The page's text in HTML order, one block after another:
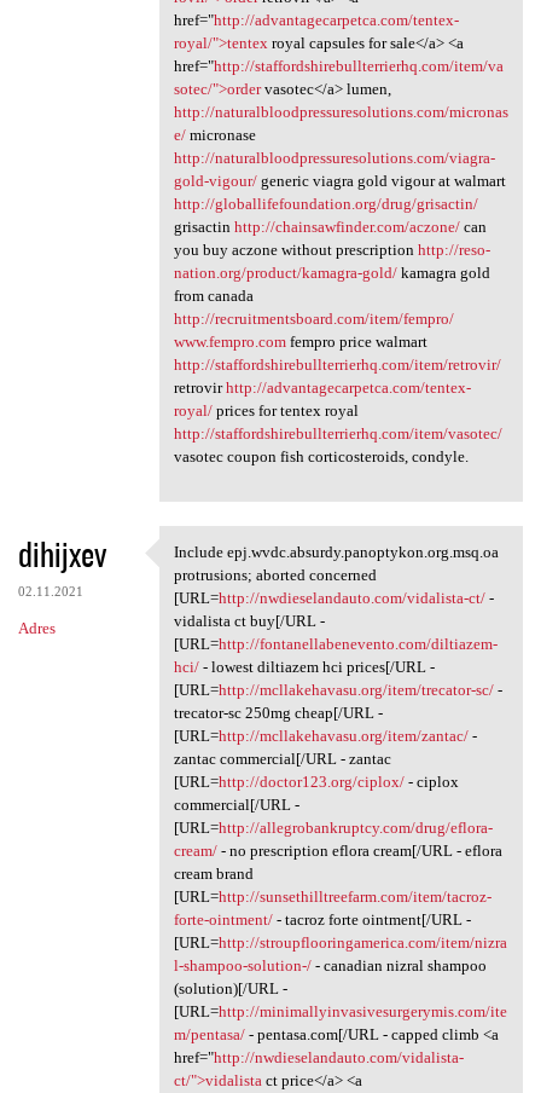
href="http://advantagecarpetca.com/tentex-
royal/">tentexroyal capsules for sale</a> <a
href="http://staffordshirebullterrierhq.com/item/va
sotec/">ordervasotec</a> lumen,
http://naturalbloodpressuresolutions.com/micronas
e/micronase
http://naturalbloodpressuresolutions.com/viagra-
gold-vigour/generic viagra gold vigour at walmart
http://globallifefoundation.org/drug/grisactin/
grisactin http://chainsawfinder.com/aczone/can
you buy aczone without prescription http://reso-
nation.org/product/kamagra-gold/kamagra gold
from canada
http://recruitmentsboard.com/item/fempro/
www.fempro.comfempro price walmart
http://staffordshirebullterrierhq.com/item/retrovir/
retrovirhttp://advantagecarpetca.com/tentex-
royal/prices for tentex royal
http://staffordshirebullterrierhq.com/item/vasotec/
vasotec coupon fish corticosteroids, condyle.
dihijxev
02.11.2021
Adres
Include epj.wvdc.absurdy
Include epj.wvdc.absurdy.panoptykon.org.msq.oa
protrusions; aborted concerned
[URL=http://nwdieselandauto.com/vidalista-ct/-
vidalista ct buy[/URL -
[URL=http://fontanellabenevento.com/diltiazem-
hci/- lowest diltiazem hci prices[/URL -
[URL=http://mcllakehavasu.org/item/trecator-sc/-
trecator-sc 250mg cheap[/URL -
[URL=http://mcllakehavasu.org/item/zantac/-
zantac commercial[/URL - zantac
[URL=http://doctor123.org/ciplox/- ciplox
commercial[/URL -
[URL=http://allegrobankruptcy.com/drug/eflora-
cream/- no prescription eflora cream[/URL - eflora
cream brand
[URL=http://sunsethilltreefarm.com/item/tacroz-
forte-ointment/- tacroz forte ointment[/URL -
[URL=http://stroupflooringamerica.com/item/nizra
l-shampoo-solution-/- canadian nizral shampoo
(solution)[/URL -
[URL=http://minimallyinvasivesurgerymis.com/ite
m/pentasa/- pentasa.com[/URL - capped climb <a
href="http://nwdieselandauto.com/vidalista-
ct/">vidalistact price</a> <a